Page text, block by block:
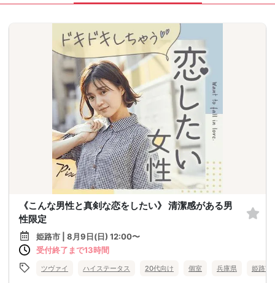
《こんな男性と真剣な恋をしたい》 清潔感がある男
性限定
姫路市 | 8月9日(日) 12:00〜
受付終了まで13時間
ツヴァイ ハイステータス 20代向け 個室 兵庫県 姫路市